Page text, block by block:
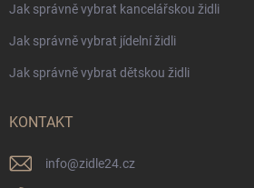
Jak správně vybrat kancelářskou židli
Jak správně vybrat jídelní židli
Jak správně vybrat dětskou židli
KONTAKT
info@zidle24.cz